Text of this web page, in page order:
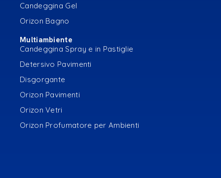
Candeggina Gel
Orizon Bagno
Multiambiente
Candeggina Spray e in Pastiglie
Detersivo Pavimenti
Disgorgante
Orizon Pavimenti
Orizon Vetri
Orizon Profumatore per Ambienti